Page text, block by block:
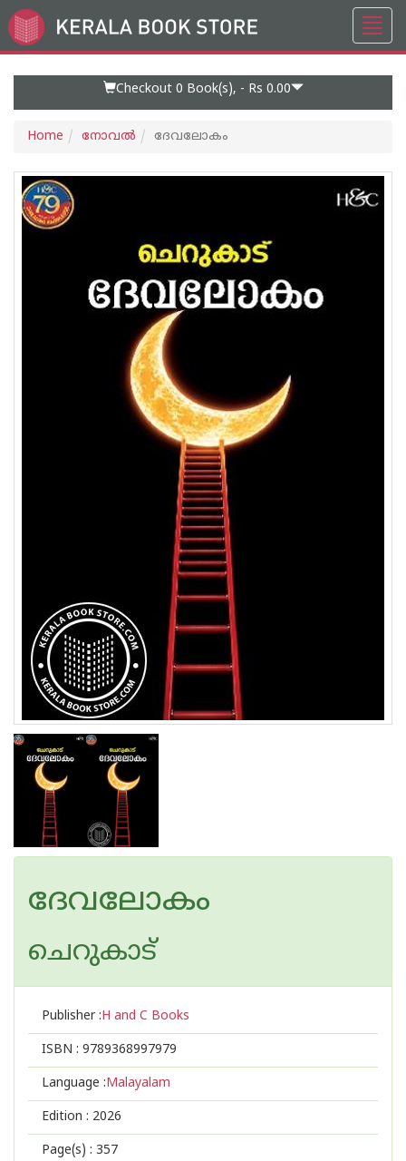
Go
to
Checkout 0 Book(s), - Rs 0.00
Home നോവല്‍ ദേവലോകം
ദേവലോകം
ചെറുകാട്
Publisher :H and C Books
ISBN : 9789368997979
Language :Malayalam
Edition : 2026
Page(s) : 357